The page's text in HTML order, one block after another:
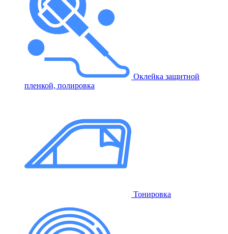
Оклейка защитной
пленкой, полировка
Тонировка